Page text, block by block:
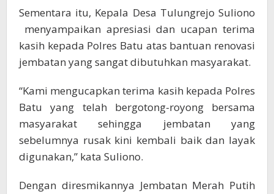
Sementara itu, Kepala Desa Tulungrejo Suliono
menyampaikan apresiasi dan ucapan terima
kasih kepada Polres Batu atas bantuan renovasi
jembatan yang sangat dibutuhkan masyarakat.
“Kami mengucapkan terima kasih kepada Polres
Batu yang telah bergotong-royong bersama
masyarakat sehingga jembatan yang
sebelumnya rusak kini kembali baik dan layak
digunakan,” kata Suliono.
Dengan diresmikannya Jembatan Merah Putih